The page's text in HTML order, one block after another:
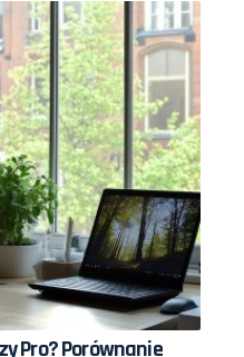
Pro? Porównanie